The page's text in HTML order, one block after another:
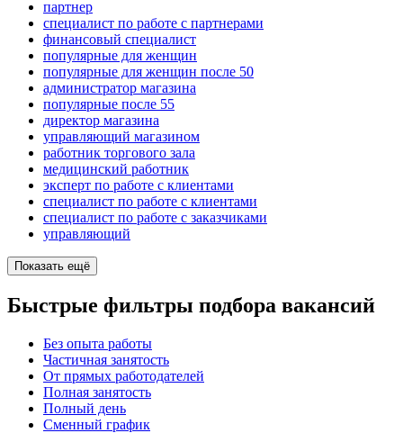
партнер
специалист по работе с партнерами
финансовый специалист
популярные для женщин
популярные для женщин после 50
администратор магазина
популярные после 55
директор магазина
управляющий магазином
работник торгового зала
медицинский работник
эксперт по работе с клиентами
специалист по работе с клиентами
специалист по работе с заказчиками
управляющий
Показать ещё
Быстрые фильтры подбора вакансий
Без опыта работы
Частичная занятость
От прямых работодателей
Полная занятость
Полный день
Сменный график